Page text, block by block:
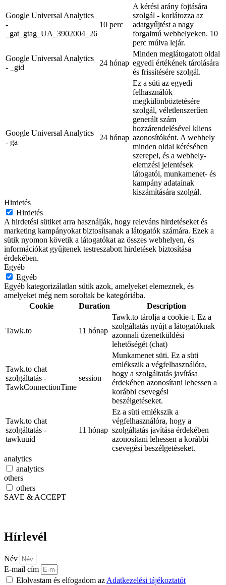
Google Universal Analytics
-
_gat_gtag_UA_3902004_26
10 perc
A kérési arány fojtására
szolgál - korlátozza az
adatgyűjtést a nagy
forgalmú webhelyeken. 10
perc múlva lejár.
Google Universal Analytics
- _gid
24 hónap
Minden meglátogatott oldal
egyedi értékének tárolására
és frissítésére szolgál.
Google Universal Analytics
- ga
24 hónap
Ez a süti az egyedi
felhasználók
megkülönböztetésére
szolgál, véletlenszerűen
generált szám
hozzárendelésével kliens
azonosítóként. A webhely
minden oldal kérésében
szerepel, és a webhely-
elemzési jelentések
látogatói, munkamenet- és
kampány adatainak
kiszámítására szolgál.
Hirdetés
Hirdetés
A hirdetési sütiket arra használják, hogy releváns hirdetéseket és
marketing kampányokat biztosítsanak a látogatók számára. Ezek a
sütik nyomon követik a látogatókat az összes webhelyen, és
információkat gyűjtenek testreszabott hirdetések biztosítása
érdekében.
Egyéb
Egyéb
Egyéb kategorizálatlan sütik azok, amelyeket elemeznek, és
amelyeket még nem soroltak be kategóriába.
Cookie
Duration Description
Tawk.to 11 hónap
Tawk.to tárolja a cookie-t. Ez a
szolgáltatás nyújt a látogatóknak
azonnali üzenetküldési
lehetőségét (chat)
Tawk.to chat
szolgáltatás -
TawkConnectionTime
session
Munkamenet süti. Ez a süti
emlékszik a végfelhasználóra,
hogy a szolgáltatás javítása
érdekében azonosítani lehessen a
korábbi csevegési
beszélgetéseket.
Tawk.to chat
szolgáltatás -
tawkuuid
11 hónap
Ez a süti emlékszik a
végfelhasználóra, hogy a
szolgáltatás javítása érdekében
azonosítani lehessen a korábbi
csevegési beszélgetéseket.
analytics
analytics
others
others
SAVE & ACCEPT
Hírlevél
Név
E-mail cím
Elolvastam és elfogadom az Adatkezelési tájékoztatót